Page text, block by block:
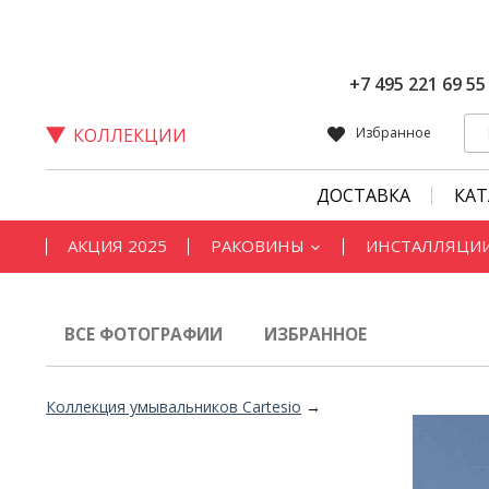
+7 495 221 69 55
КОЛЛЕКЦИИ Избранное
ДОСТАВКА
АКЦИЯ 2025 РАКОВИНЫ
ВСЕ ФОТОГРАФИИ ИЗБРАННОЕ
Коллекция умывальников Cartesio →